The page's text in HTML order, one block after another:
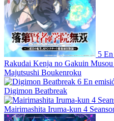
5
Rakudai Kenja no Gakuin
Majutsushi Boukenroku
6 En
Digimon Beatbreak
Mairimashita Iruma-kun 4